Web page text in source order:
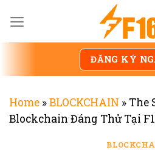
đến
nội
ĐĂNG KÝ
Home »BLOCKCHAIN » The
Blockchain Đáng Thử Tại